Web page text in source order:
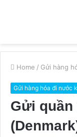
Home / Gửi hàng
Gửi hàng hóa đi nước
Gửi quần